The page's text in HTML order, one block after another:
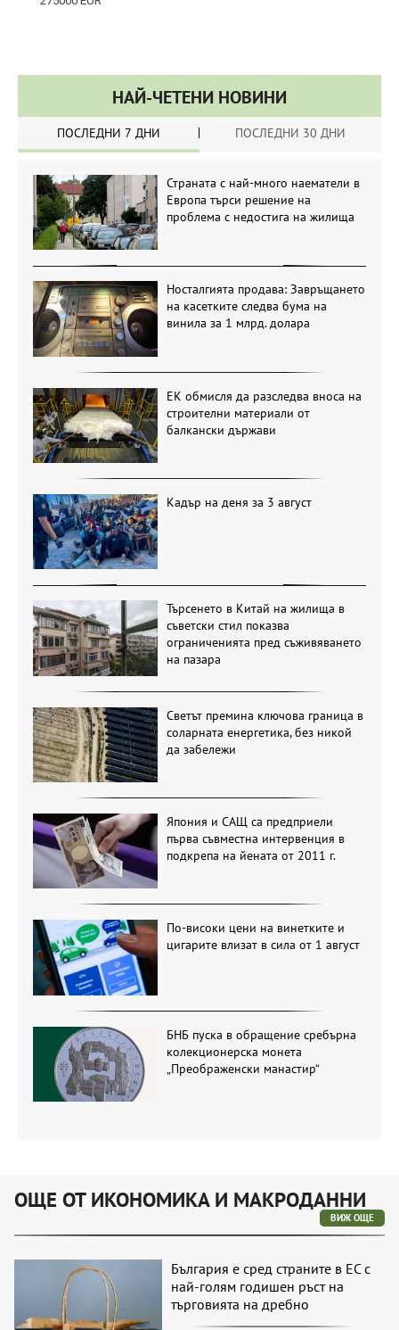
НАЙ-ЧЕТЕНИ НОВИНИ
ПОСЛЕДНИ 7 ДНИ ПОСЛЕДНИ 30 ДНИ
Страната с най-много наематели в
Европа търси решение на
проблема с недостига на жилища
Носталгията продава: Завръщането
на касетките следва бума на
винила за 1 млрд. долара
ЕК обмисля да разследва вноса на
строителни материали от
балкански държави
Кадър на деня за 3 август
Търсенето в Китай на жилища в
съветски стил показва
ограниченията пред съживяването
на пазара
Светът премина ключова граница в
соларната енергетика, без никой
да забележи
Япония и САЩ са предприели
първа съвместна интервенция в
подкрепа на йената от 2011 г.
По-високи цени на винетките и
цигарите влизат в сила от 1 август
БНБ пуска в обращение сребърна
колекционерска монета
„Преображенски манастир“
ОЩЕ ОТ ИКОНОМИКА И МАКРОДАННИ
ВИЖ ОЩЕ
България е сред страните в ЕС с
най-голям годишен ръст на
търговията на дребно